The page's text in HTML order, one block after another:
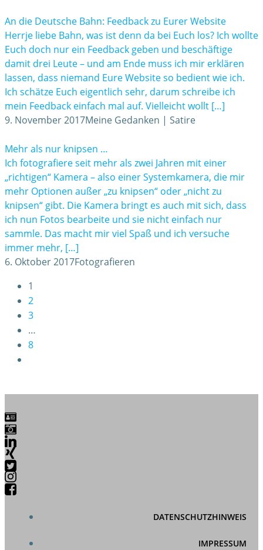
An die Deutsche Bahn: Feedback zu Eurer Website
Herrje liebe Bahn, was ist denn da bei Euch los? Ich wollte
Euch doch nur ein Feedback geben und beschäftige
damit drei Leute – und am Ende muss ich mir erklären
lassen, dass niemand Eure Website so bedient wie ich.
Ich schätze Euch eigentlich sehr, darum schreibe ich
mein Feedback einfach mal auf. Vielleicht wollt […]
9. November 2017Meine Gedanken | Satire
Mehr als nur knipsen …
Ich fotografiere seit mehr als zwei Jahren mit einer
„richtigen“ Kamera – also einer Systemkamera, die mir
mehr Optionen außer „zu knipsen“ oder „nicht zu
knipsen“ gibt. Die Kamera bringt es auch mit sich, dass
ich nun Fotos bearbeite und sie nicht einfach nur
sammle. Das macht mir viel Spaß und ich versuche
immer mehr, […]
6. Oktober 2017Fotografieren
1
2
3
…
8
DATENSCHUTZHINWEIS
IMPRESSUM